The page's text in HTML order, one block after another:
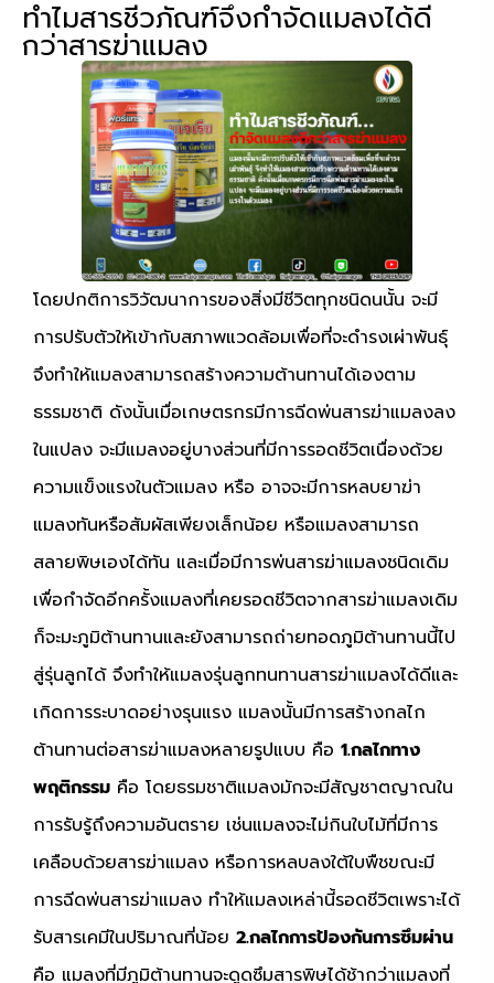
ทำไมสารชีวภัณฑ์จึงกำจัดแมลงได้ดี
กว่าสารฆ่าแมลง
โดยปกติการวิวัฒนาการของสิ่งมีชีวิตทุกชนิดนนั้น จะมี
การปรับตัวให้เข้ากับสภาพแวดล้อมเพื่อที่จะดำรงเผ่าพันธุ์
จึงทำให้แมลงสามารถสร้างความต้านทานได้เองตาม
ธรรมชาติ ดังนั้นเมื่อเกษตรกรมีการฉีดพ่นสารฆ่าแมลงลง
ในแปลง จะมีแมลงอยู่บางส่วนที่มีการรอดชีวิตเนื่องด้วย
ความแข็งแรงในตัวแมลง หรือ อาจจะมีการหลบยาฆ่า
แมลงทันหรือสัมผัสเพียงเล็กน้อย หรือแมลงสามารถ
สลายพิษเองได้ทัน และเมื่อมีการพ่นสารฆ่าแมลงชนิดเดิม
เพื่อกำจัดอีกครั้งแมลงที่เคยรอดชีวิตจากสารฆ่าแมลงเดิม
ก็จะมะภูมิต้านทานและยังสามารถถ่ายทอดภูมิต้านทานนี้ไป
สู่รุ่นลูกได้ จึงทำให้แมลงรุ่นลูกทนทานสารฆ่าแมลงได้ดีและ
เกิดการระบาดอย่างรุนแรง แมลงนั้นมีการสร้างกลไก
ต้านทานต่อสารฆ่าแมลงหลายรูปแบบ คือ 1.กลไกทาง
พฤติกรรม คือ โดยธรมชาติแมลงมักจะมีสัญชาตญาณใน
การรับรู้ถึงความอันตราย เช่นแมลงจะไม่กินใบไม้ที่มีการ
เคลือบด้วยสารฆ่าแมลง หรือการหลบลงใต้ใบพืชขณะมี
การฉีดพ่นสารฆ่าแมลง ทำให้แมลงเหล่านี้รอดชีวิตเพราะได้
รับสารเคมีในปริมาณที่น้อย 2.กลไกการป้องกันการซึมผ่าน
คือ แมลงที่มีภูมิต้านทานจะดูดซึมสารพิษได้ช้ากว่าแมลงที่